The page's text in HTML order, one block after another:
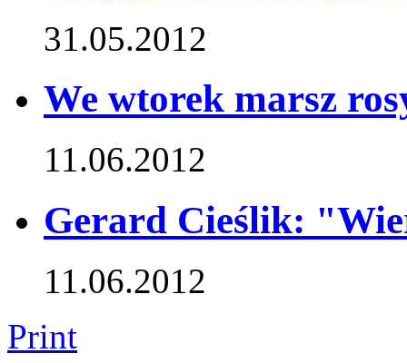
31.05.2012
We wtorek marsz
11.06.2012
Gerard Cieślik:
11.06.2012
Print